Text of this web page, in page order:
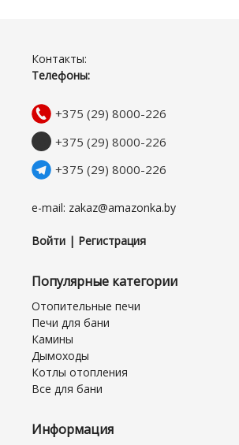
Контакты:
Телефоны:
+375 (29) 8000-226
+375 (29) 8000-226
+375 (29) 8000-226
e-mail: zakaz@amazonka.by
Войти | Регистрация
Популярные категории
Отопительные печи
Печи для бани
Камины
Дымоходы
Котлы отопления
Все для бани
Информация